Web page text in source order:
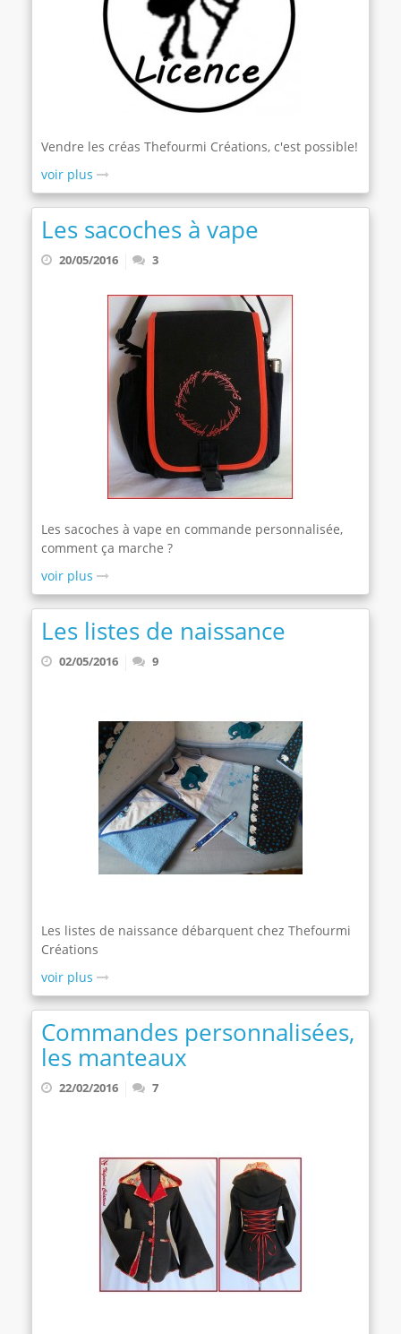
Vendre les créas Thefourmi Créations, c'est possible!
voir plus
Les sacoches à vape
20/05/2016 3
Les sacoches à vape en commande personnalisée,
comment ça marche ?
voir plus
Les listes de naissance
02/05/2016 9
Les listes de naissance débarquent chez Thefourmi
Créations
voir plus
Commandes personnalisées,
les manteaux
22/02/2016 7